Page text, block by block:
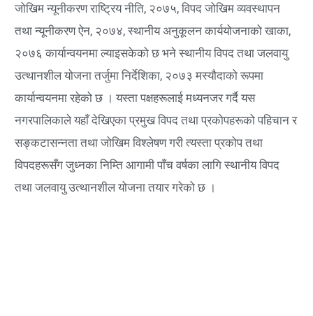
जोखिम न्यूनीकरण राष्ट्रिय नीति, २०७५, विपद जोखिम व्यवस्थापन
तथा न्यूनीकरण ऐन, २०७४, स्थानीय अनुकूलन कार्ययोजनाको खाका,
२०७६ कार्यान्वयनमा ल्याइसकेको छ भने स्थानीय विपद तथा जलवायु
उत्थानशील योजना तर्जुमा निर्देशिका, २०७३ मस्यौदाको रूपमा
कार्यान्वयनमा रहेको छ । यस्ता पक्षहरूलाई मध्यनजर गर्दै यस
नगरपालिकाले यहाँ देखिएका प्रमुख विपद तथा प्रकोपहरूको पहिचान र
सङ्कटासन्नता तथा जोखिम विश्लेषण गरी त्यस्ता प्रकोप तथा
विपदहरूसँग जुध्नका निम्ति आगामी पाँच वर्षका लागि स्थानीय विपद
तथा जलवायु उत्थानशील योजना तयार गरेको छ ।